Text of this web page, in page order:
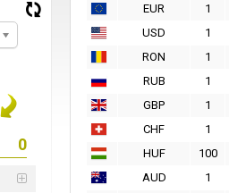
EUR 1
USD
1
RON
1
RUB
1
GBP
1
CHF
1
HUF
100
AUD
1